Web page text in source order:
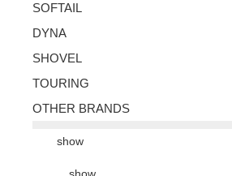
SOFTAIL
DYNA
SHOVEL
TOURING
OTHER BRANDS
show